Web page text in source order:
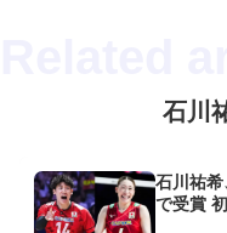
石川
石川祐
で受賞